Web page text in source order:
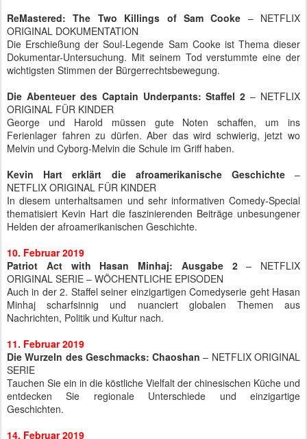
ReMastered: The Two Killings of Sam Cooke – NETFLIX
ORIGINAL DOKUMENTATION
Die Erschießung der Soul-Legende Sam Cooke ist Thema dieser
Dokumentar-Untersuchung. Mit seinem Tod verstummte eine der
wichtigsten Stimmen der Bürgerrechtsbewegung.
Die Abenteuer des Captain Underpants: Staffel 2 – NETFLIX
ORIGINAL FÜR KINDER
George und Harold müssen gute Noten schaffen, um ins
Ferienlager fahren zu dürfen. Aber das wird schwierig, jetzt wo
Melvin und Cyborg-Melvin die Schule im Griff haben.
Kevin Hart erklärt die afroamerikanische Geschichte–
NETFLIX ORIGINAL FÜR KINDER
In diesem unterhaltsamen und sehr informativen Comedy-Special
thematisiert Kevin Hart die faszinierenden Beiträge unbesungener
Helden der afroamerikanischen Geschichte.
10. Februar 2019
Patriot Act with Hasan Minhaj: Ausgabe 2– NETFLIX
ORIGINAL SERIE – WÖCHENTLICHE EPISODEN
Auch in der 2. Staffel seiner einzigartigen Comedyserie geht Hasan
Minhaj scharfsinnig und nuanciert globalen Themen aus
Nachrichten, Politik und Kultur nach.
11. Februar 2019
Die Wurzeln des Geschmacks: Chaoshan – NETFLIX ORIGINAL
SERIE
Tauchen Sie ein in die köstliche Vielfalt der chinesischen Küche und
entdecken Sie regionale Unterschiede und einzigartige
Geschichten.
14. Februar 2019